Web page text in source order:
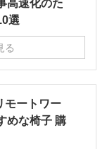
高速化のた
選
る
モートワー
めな椅子 購